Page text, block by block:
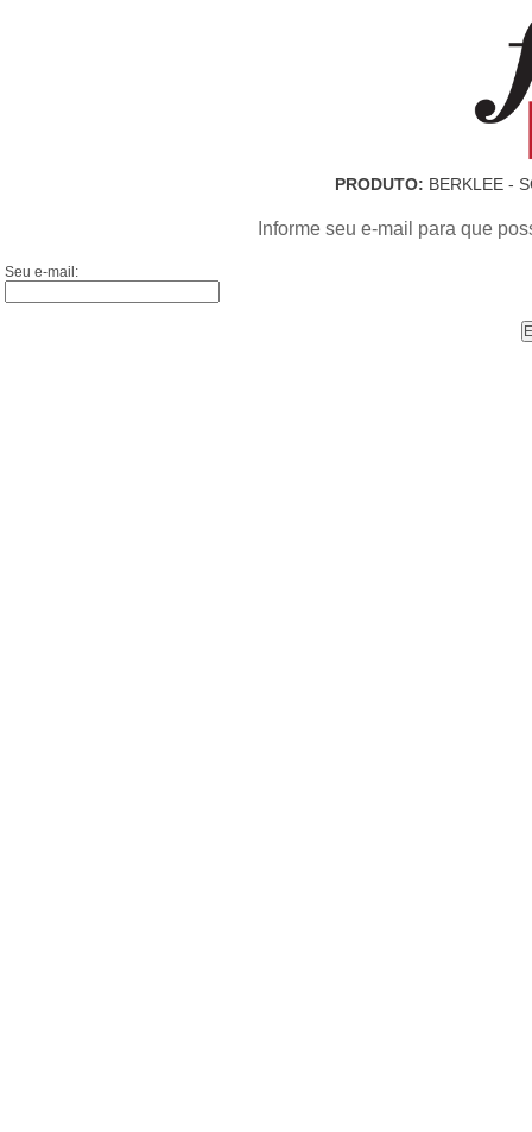
PRODUTO: BERKLEE -
Informe seu e-mail para que
Seu e-mail: